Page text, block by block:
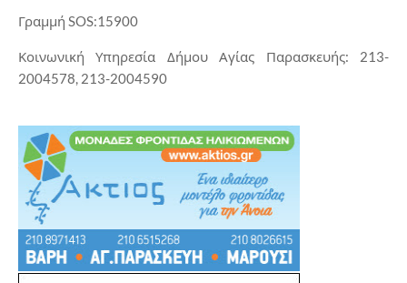
Γραμμή SOS:15900
Κοινωνική Υπηρεσία Δήμου Αγίας Παρασκευής: 213-
2004578, 213-2004590